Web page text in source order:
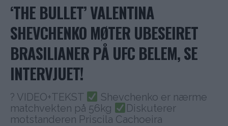
‘THE BULLET’ VALENTINA
SHEVCHENKO MØTER UBESEIRET
BRASILIANER PÅ UFC BELEM, SE
INTERVJUET!
? VIDEO+TEKST
Shevchenko er nærme
matchvekten på 56kg
Diskuterer
motstanderen Priscila Cachoeira